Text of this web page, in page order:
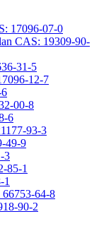
17096-07-0
CAS: 19309-90-
31-5
12-7
00-8
6
93-3
49-9
3
85-1
1
64-8
90-2